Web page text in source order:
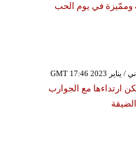
وممّيزة في يوم الحب
ارتداءها مع الجوارب
الضيقة